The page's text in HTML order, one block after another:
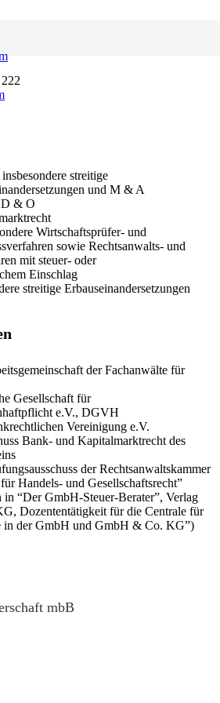
seit 1994
streitige
und M & A
D & O
Wirtschaftsprüfer- und
sowie Rechtsanwalts- und
mit steuer- oder
Einschlag
streitige Erbauseinandersetzungen
der Fachanwälte für
Gesellschaft für
e.V., DGVH
Vereinigung e.V.
Bank- und Kapitalmarktrecht des
der Rechtsanwaltskammer
Handels- und Gesellschaftsrecht”
“Der GmbH-Steuer-Berater”, Verlag
Dozententätigkeit für die Centrale für
der GmbH und GmbH & Co. KG”)
mbB